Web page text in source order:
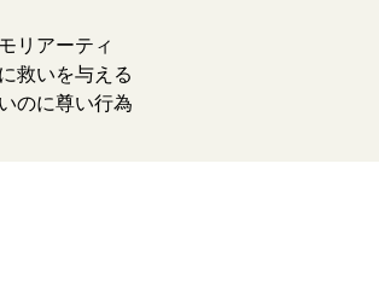
リアーティ
救いを与える
のに尊い行為